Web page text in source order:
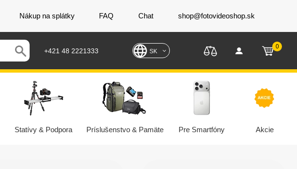
Nákup na splátky FAQ Chat shop@fotovideoshop.sk
+421 48 2221333 SK
0
Statívy & Podpora Príslušenstvo & Pamäte Pre Smartfóny Akcie